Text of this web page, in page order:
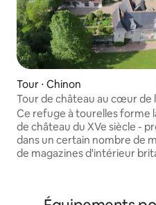
Tour ⋅ Chinon
Tour de château au cœur de
la Loire
Ce refuge à tourelles forme
de château du XVe siècle -
dans un certain nombre de
de magazines d'intérieur
imprenable sur le verger de